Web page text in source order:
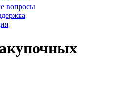
вопросы